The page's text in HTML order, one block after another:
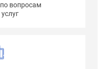
вопросам